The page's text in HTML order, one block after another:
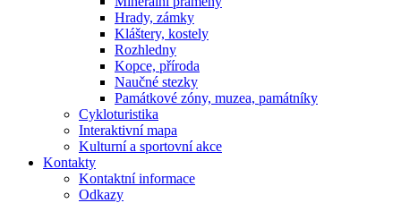
Hrady, zámky
Kláštery, kostely
Rozhledny
Kopce, příroda
Naučné stezky
Památkové zóny, muzea, památníky
Cykloturistika
Interaktivní mapa
Kulturní a sportovní akce
Kontakty
Kontaktní informace
Odkazy